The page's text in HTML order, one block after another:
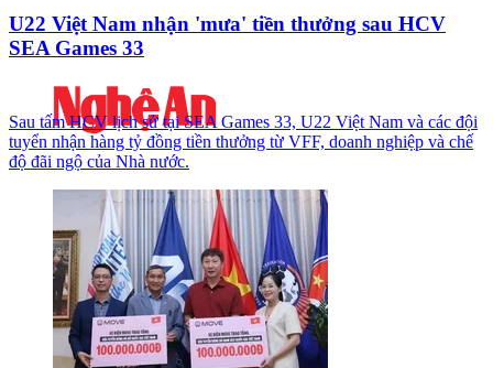
U22 Việt Nam nhận 'mưa' tiền thưởng sau HCV
SEA Games 33
Sau tấm HCV lịch sử tại SEA Games 33, U22 Việt Nam và các đội
tuyển nhận hàng tỷ đồng tiền thưởng từ VFF, doanh nghiệp và chế
độ đãi ngộ của Nhà nước.